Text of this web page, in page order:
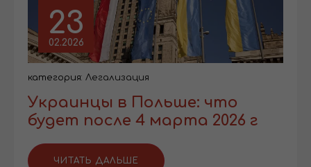
23
02.2026
категория: Легализация
Украинцы в Польше: что
будет после 4 марта 2026 г
ЧИТАТЬ ДАЛЬШЕ